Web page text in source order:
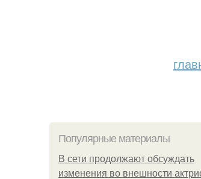
Популярные материалы
В сети продолжают обсуждать
изменения во внешности